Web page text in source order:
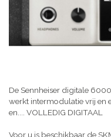
De Sennheiser digitale
werkt intermodulatie vrij en
en.... VOLLEDIG DIGITAAL
Voor u is beschikbaar de